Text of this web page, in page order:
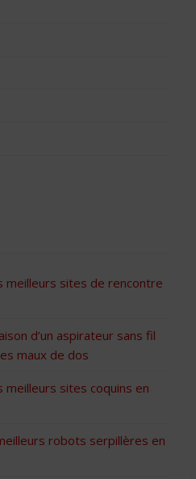
meilleurs sites de rencontre
d’un aspirateur sans fil
maux de dos
meilleurs sites coquins en
robots serpillères en